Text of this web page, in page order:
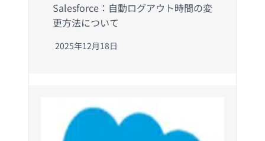
Salesforce：自動ログアウト時間の変
更方法について
2025年12月18日